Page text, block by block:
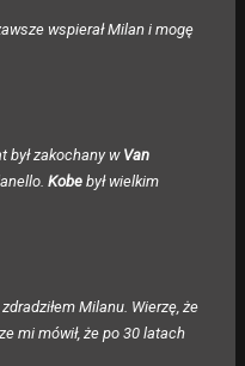
wspierał Milan i mogę
był zakochany w Van
Kobe był wielkim
Milanu. Wierzę, że
mi mówił, że po 30 latach